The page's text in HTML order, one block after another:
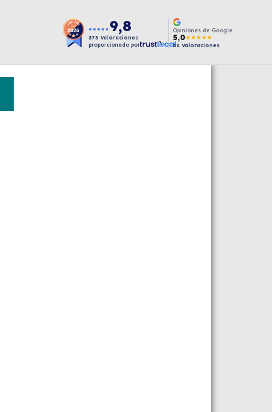
●●●●● 9,8
373 Valoraciones
proporcionado por
Opiniones de Google
5,0★★★★★
66 Valoraciones